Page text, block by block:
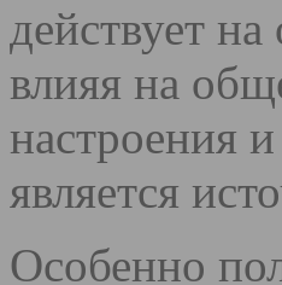
действует
влияя на
настроения
является
Особенно